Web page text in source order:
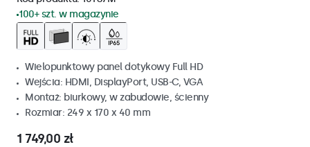
100+ szt. w magazynie
Wielopunktowy panel dotykowy Full HD
Wejścia: HDMI, DisplayPort, USB-C, VGA
Montaż: biurkowy, w zabudowie, ścienny
Rozmiar: 249 x 170 x 40 mm
1 749,00 zł